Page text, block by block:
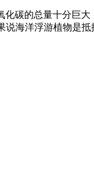
碳的总量十分巨
海洋浮游植物是